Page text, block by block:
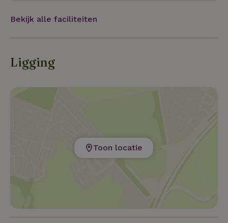
badkamer - een groot zonnescherm. Deze ligt in de
kast in de kamer en kan met 3 haken worden
vastgemaakt. VillaZes een super leuk vakantiehuisje
midden op Terschelling!!
Bekijk alle faciliteiten
Ligging
Toon locatie